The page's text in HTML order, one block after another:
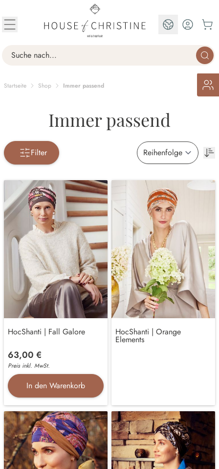
Search
DE
Startseite Shop Immer passend
Immer passend
Filter
HocShanti | Fall Galore
63,00 €
Preis inkl. MwSt.
In den Warenkorb
HocShanti | Orange
Elements